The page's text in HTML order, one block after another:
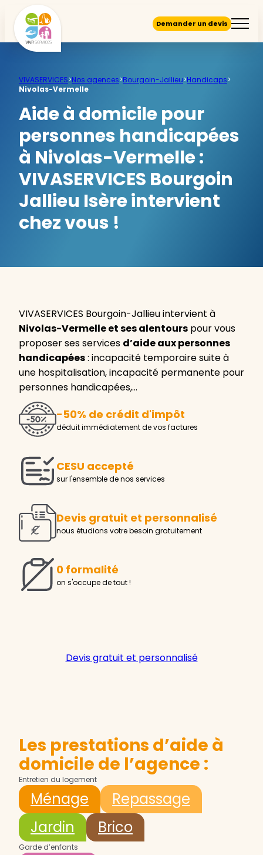
Demander un devis
VIVASERVICES>Nos agences>Bourgoin-Jallieu>Handicaps>
Nivolas-Vermelle
Aide à domicile pour
personnes handicapées
à Nivolas-Vermelle :
VIVASERVICES Bourgoin
Jallieu Isère intervient
chez vous !
VIVASERVICES Bourgoin-Jallieu intervient à
Nivolas-Vermelle et ses alentours pour vous
proposer ses services d’aide aux personnes
handicapées: incapacité temporaire suite à
une hospitalisation, incapacité permanente pour
personnes handicapées,…
-50% de crédit d'impôt
déduit immédiatement de vos factures
CESU accepté
sur l'ensemble de nos services
Devis gratuit et personnalisé
nous étudions votre besoin gratuitement
0 formalité
on s'occupe de tout !
Devis gratuit et personnalisé
Les prestations d’aide à
domicile de l’agence :
Entretien du logement
Ménage
Repassage
Jardin
Brico
Garde d’enfants